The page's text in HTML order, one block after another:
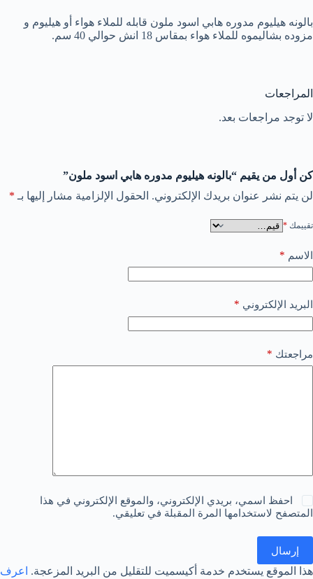
بالونه هيليوم مدوره هابي اسود ملون قابله للملاء هواء أو هيليوم و
مزوده بشاليموه للملاء هواء بمقاس 18 انش حوالي 40 سم.
المراجعات
لا توجد مراجعات بعد.
كن أول من يقيم “بالونه هيليوم مدوره هابي اسود ملون”
لن يتم نشر عنوان بريدك الإلكتروني. الحقول الإلزامية مشار إليها بـ *
تقييمك *
الاسم *
البريد الإلكتروني *
مراجعتك *
احفظ اسمي، بريدي الإلكتروني، والموقع الإلكتروني في هذا
المتصفح لاستخدامها المرة المقبلة في تعليقي.
إرسال
هذا الموقع يستخدم خدمة أكيسميت للتقليل من البريد المزعجة.
اعرف